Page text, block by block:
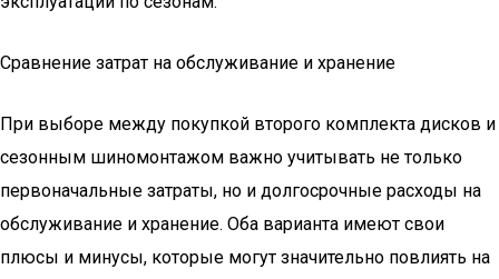
Сравнение затрат на обслуживание и хранение
При выборе между покупкой второго комплекта дисков и
сезонным шиномонтажом важно учитывать не только
первоначальные затраты, но и долгосрочные расходы на
обслуживание и хранение. Оба варианта имеют свои
плюсы и минусы, которые могут значительно повлиять на